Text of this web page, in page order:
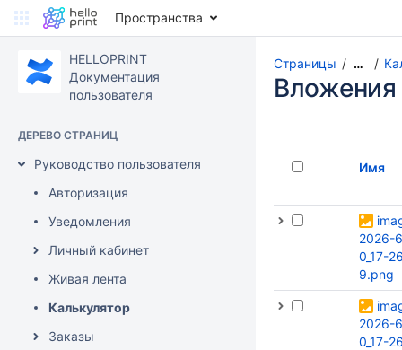
Пространства
HELLOPRINT
Документация
пользователя
ДЕРЕВО СТРАНИЦ
Руководство пользователя
Авторизация
Уведомления
Личный кабинет
Живая лента
Калькулятор
Заказы
Страницы …
Вложения
Имя
2026-
0_17-
9.png
2026-
0_17-